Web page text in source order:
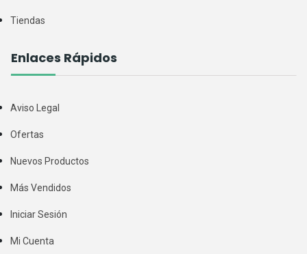
Tiendas
Enlaces Rápidos
Aviso Legal
Ofertas
Nuevos Productos
Más Vendidos
Iniciar Sesión
Mi Cuenta